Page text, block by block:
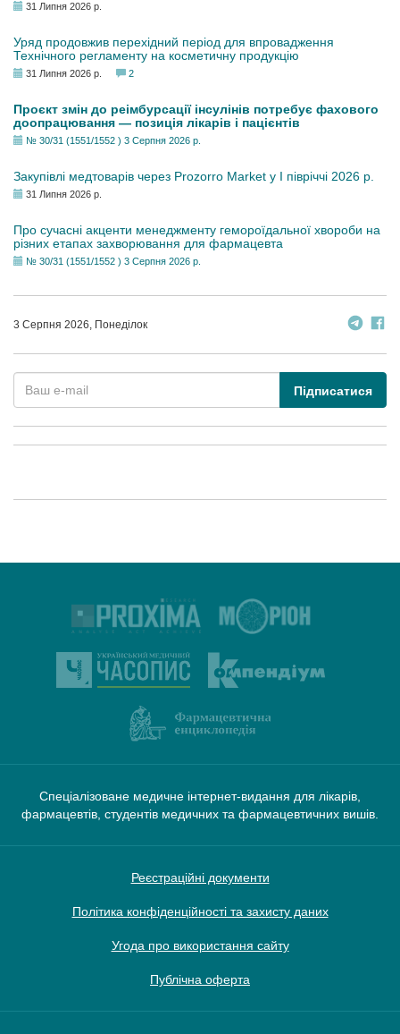
31 Липня 2026 р.
Уряд продовжив перехідний період для впровадження
Технічного регламенту на косметичну продукцію
31 Липня 2026 р. 2
Проєкт змін до реімбурсації інсулінів потребує фахового
доопрацювання — позиція лікарів і пацієнтів
№ 30/31 (1551/1552 ) 3 Серпня 2026 р.
Закупівлі медтоварів через Prozorro Market у I півріччі 2026 р.
31 Липня 2026 р.
Про сучасні акценти менеджменту гемороїдальної хвороби на
різних етапах захворювання для фармацевта
№ 30/31 (1551/1552 ) 3 Серпня 2026 р.
3 Серпня 2026, Понеділок
Підписатися
Спеціалізоване медичне інтернет-видання для лікарів,
фармацевтів, студентів медичних та фармацевтичних вишів.
Реєстраційні документи
Політика конфіденційності та захисту даних
Угода про використання сайту
Публічна оферта